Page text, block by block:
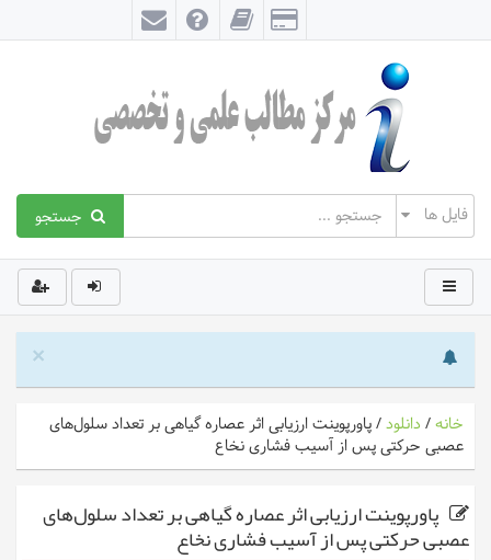
جستجو
×
خانه/ دانلود/پاورپوینت ارزیابی اثر عصاره گیاهی بر تعداد سلول‌های
عصبی حرکتی پس از آسیب فشاری نخاع
پاورپوینت ارزیابی اثر عصاره گیاهی بر تعداد سلول‌های
عصبی حرکتی پس از آسیب فشاری نخاع